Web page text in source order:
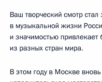
Ваш творческий смотр
в музыкальной жизни
и значимостью привлекает
из разных стран мира.
В этом году в Москве